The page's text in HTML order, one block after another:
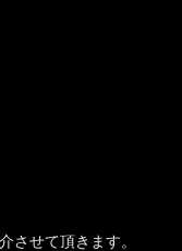
させて頂きます。